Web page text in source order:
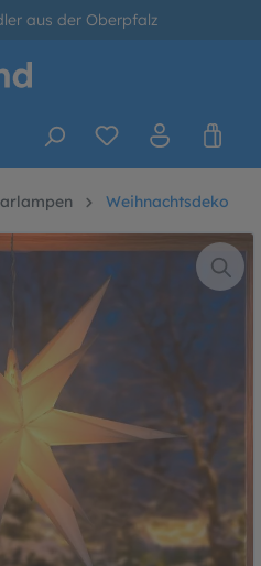
aus der Oberpfalz
Retoure
Weihnachtsdeko